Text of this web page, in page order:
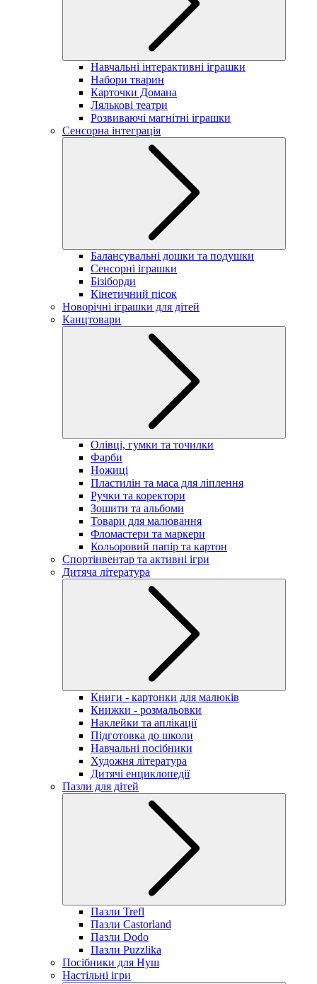
Навчальні інтерактивні іграшки
Набори тварин
Карточки Домана
Лялькові театри
Розвиваючі магнітні іграшки
Сенсорна інтеграція
Балансувальні дошки та подушки
Сенсорні іграшки
Бізіборди
Кінетичний пісок
Новорічні іграшки для дітей
Канцтовари
Олівці, гумки та точилки
Фарби
Ножиці
Пластилін та маса для ліплення
Ручки та коректори
Зошити та альбоми
Товари для малювання
Фломастери та маркери
Кольоровий папір та картон
Спортінвентар та активні ігри
Дитяча література
Книги - картонки для малюків
Книжки - розмальовки
Наклейки та аплікації
Підготовка до школи
Навчальні посібники
Художня література
Дитячі енциклопедії
Пазли для дітей
Пазли Trefl
Пазли Castorland
Пазли Dodo
Пазли Puzzlika
Посібники для Нуш
Настільні ігри